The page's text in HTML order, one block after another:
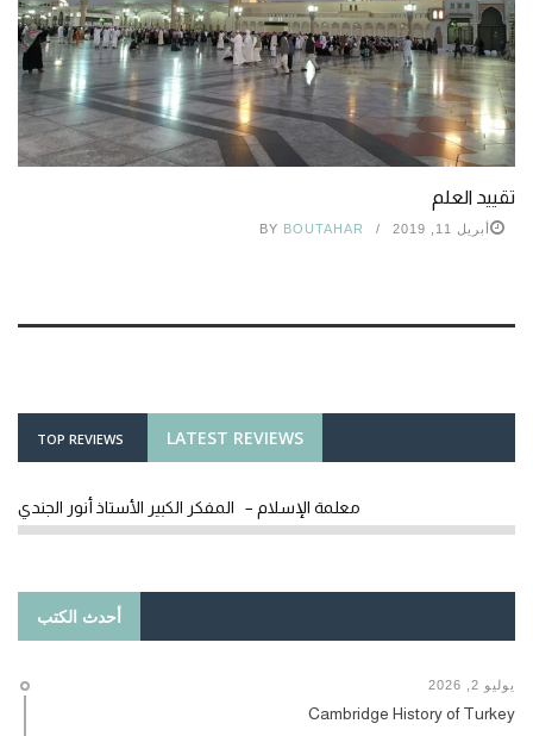
تقييد العلم
أبريل 11, 2019 BY BOUTAHAR
LATEST REVIEWS
TOP REVIEWS
معلمة الإسلام – المفكر الكبير الأستاذ أنور الجندي
أحدث الكتب
يوليو 2, 2026
Cambridge History of Turkey